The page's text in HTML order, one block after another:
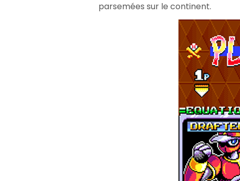
parsemées sur le continent.